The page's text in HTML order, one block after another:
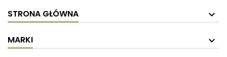
STRONA GŁÓWNA
MARKI